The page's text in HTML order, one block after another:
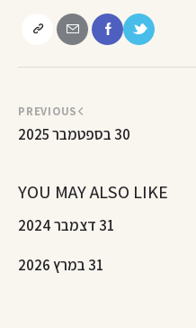
PREVIOUS
30 בספטמבר 2025
YOU MAY ALSO LIKE
31 דצמבר 2024
31 במרץ 2026